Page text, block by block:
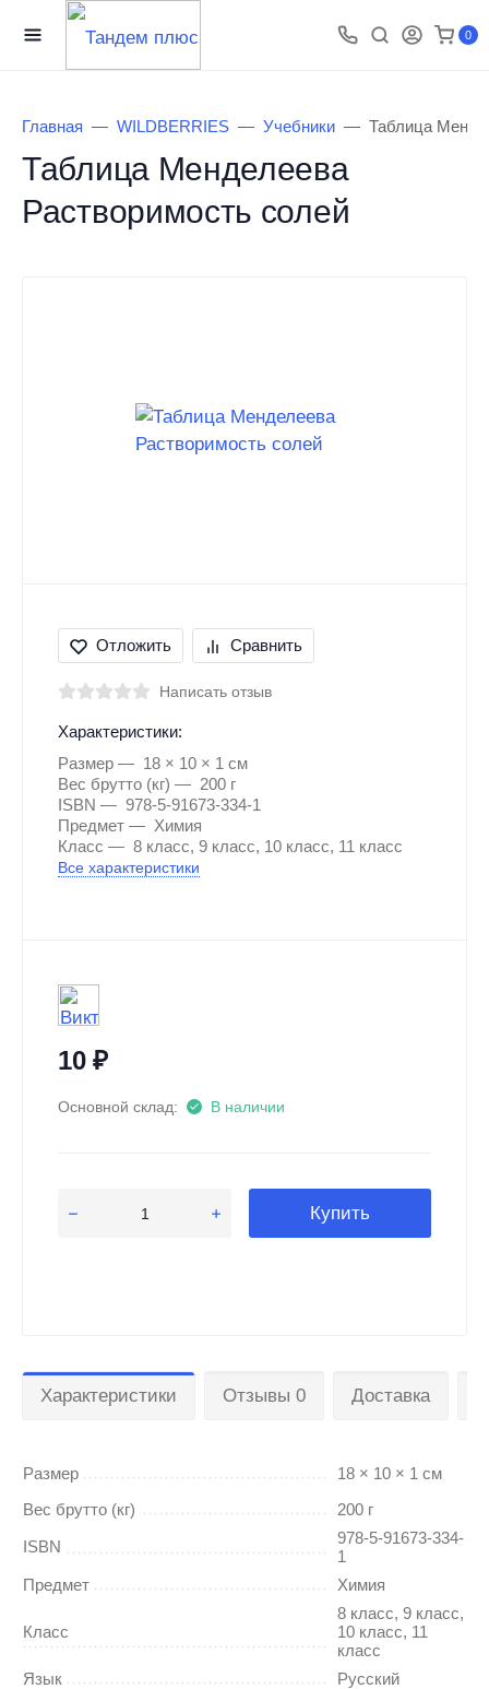
0
Главная WILDBERRIES Учебники Таблица
Таблица Менделеева
Растворимость солей
Отложить Сравнить
Написать отзыв
Характеристики:
Размер
18 × 10 × 1 см
Вес брутто (кг)
200 г
ISBN
978-5-91673-334-1
Предмет
Химия
Класс
8 класс, 9 класс, 10 класс, 11 класс
Все характеристики
10₽
Основной склад: В наличии
Купить
Характеристики Отзывы 0 Доставка
Размер
18 × 10 × 1 см
Вес брутто (кг)
200 г
ISBN
978-5-91673-334-
1
Предмет
Химия
Класс
8 класс, 9 класс,
10 класс, 11
класс
Язык
Русский